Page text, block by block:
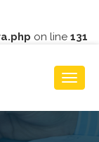
on line 131